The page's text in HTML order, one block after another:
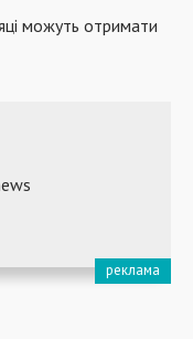
можуть отримати